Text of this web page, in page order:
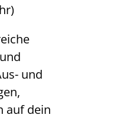
und
auf dein